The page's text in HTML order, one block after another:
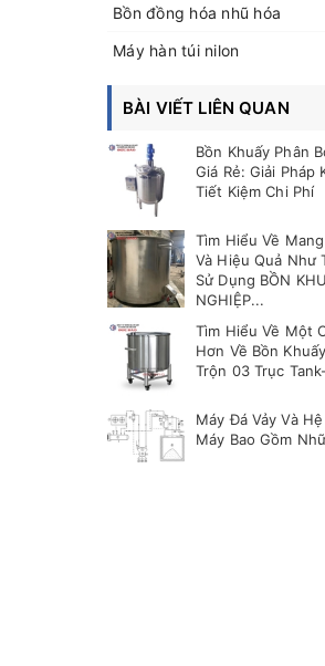
Bồn đồng hóa nhũ hóa
Máy hàn túi nilon
BÀI VIẾT LIÊN QUAN
Bồn Khuấy Phân
Giá Rẻ: Giải Pháp
Tiết Kiệm Chi Phí
Tìm Hiểu Về
Và Hiệu Quả Như
Sử Dụng BỒN
NGHIỆP...
Tìm Hiểu Về Một
Hơn Về Bồn
Trộn 03 Trục
Máy Đá Vảy Và
Máy Bao Gồm